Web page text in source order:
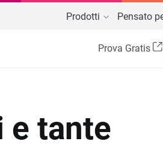
Prodotti Pensato
BAR, ASPORTO,
Pasticcerie
Gelaterie
consegne a
Prova Gratis
e tante